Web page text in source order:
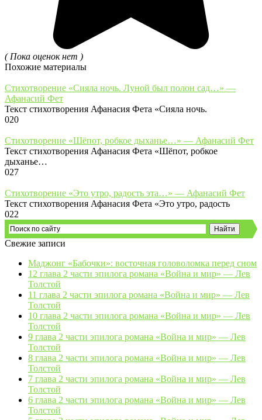
( Пока оценок нет )
Похожие материалы
Стихотворение «Сияла ночь. Луной был полон сад…» —
Афанасий Фет
Текст стихотворения Афанасия Фета «Сияла ночь.
020
Стихотворение «Шёпот, робкое дыханье…» — Афанасий Фет
Текст стихотворения Афанасия Фета «Шёпот, робкое
дыханье…
027
Стихотворение «Это утро, радость эта…» — Афанасий Фет
Текст стихотворения Афанасия Фета «Это утро, радость
022
Свежие записи
Маджонг «Бабочки»: восточная головоломка перед сном
12 глава 2 части эпилога романа «Война и мир» — Лев
Толстой
11 глава 2 части эпилога романа «Война и мир» — Лев
Толстой
10 глава 2 части эпилога романа «Война и мир» — Лев
Толстой
9 глава 2 части эпилога романа «Война и мир» — Лев
Толстой
8 глава 2 части эпилога романа «Война и мир» — Лев
Толстой
7 глава 2 части эпилога романа «Война и мир» — Лев
Толстой
6 глава 2 части эпилога романа «Война и мир» — Лев
Толстой